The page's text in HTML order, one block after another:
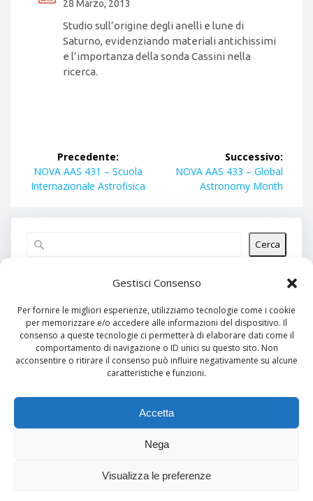
Gestisci Consenso
Per fornire le migliori esperienze, utilizziamo tecnologie come i cookie
per memorizzare e/o accedere alle informazioni del dispositivo. Il
consenso a queste tecnologie ci permetterà di elaborare dati come il
comportamento di navigazione o ID unici su questo sito. Non
acconsentire o ritirare il consenso può influire negativamente su alcune
caratteristiche e funzioni.
Accetta
Nega
Visualizza le preferenze
28 Marzo, 2013
Studio sull’origine degli anelli e lune di
Saturno, evidenziando materiali antichissimi
e l’importanza della sonda Cassini nella
ricerca.
Navigazione
articoli
Precedente:
Articolo
precedente:
NOVA AAS 431 – Scuola
Internazionale Astrofisica
Successivo:
Articolo
successivo:
NOVA AAS 433 – Global
Astronomy Month
Cerca
Articoli recenti
Commenti recenti
Nessun commento da mostrare.
Nessun archivio da mostrare.
Categorie
Nessuna categoria